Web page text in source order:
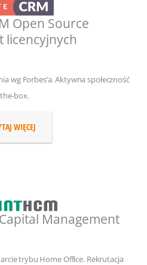
Open Source
licencyjnych
wg Forbes’a. Aktywna społeczność
box.
WIĘCEJ
Management
trybu Home Office. Rekrutacja